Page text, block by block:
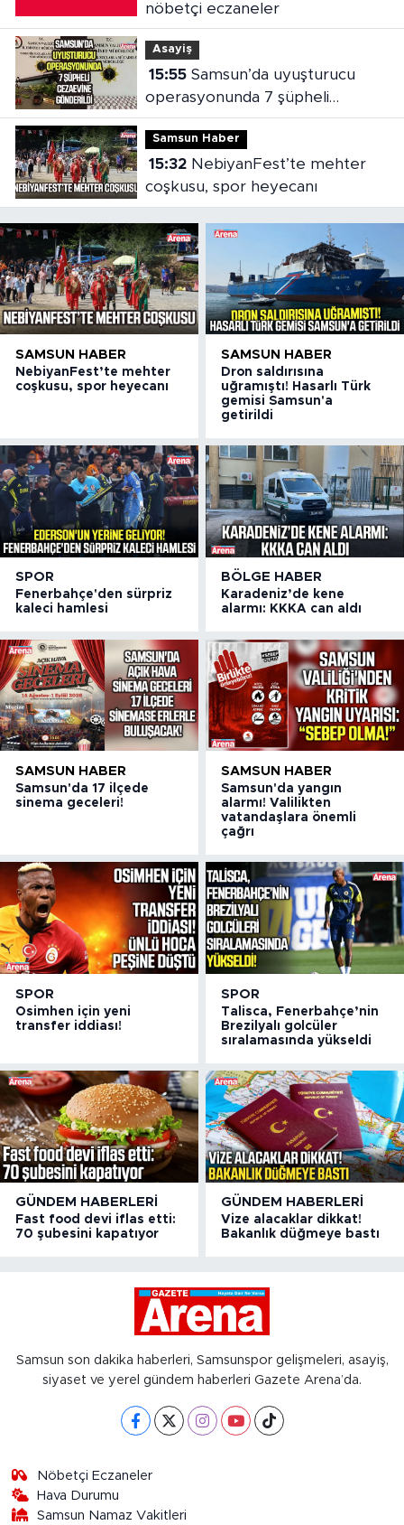
nöbetçi eczaneler
Asayiş
15:55Samsun’da uyuşturucu
operasyonunda 7 şüpheli
cezaevine gönderildi
Samsun Haber
15:32NebiyanFest’te mehter
coşkusu, spor heyecanı
SAMSUN HABER
NebiyanFest’te mehter
coşkusu, spor heyecanı
SAMSUN HABER
Dron saldırısına
uğramıştı! Hasarlı Türk
gemisi Samsun'a
getirildi
SPOR
Fenerbahçe'den sürpriz
kaleci hamlesi
BÖLGE HABER
Karadeniz’de kene
alarmı: KKKA can aldı
SAMSUN HABER
Samsun'da 17 ilçede
sinema geceleri!
SAMSUN HABER
Samsun'da yangın
alarmı! Valilikten
vatandaşlara önemli
çağrı
SPOR
Osimhen için yeni
transfer iddiası!
SPOR
Talisca, Fenerbahçe’nin
Brezilyalı golcüler
sıralamasında yükseldi
GÜNDEM HABERLERI
Fast food devi iflas etti:
70 şubesini kapatıyor
GÜNDEM HABERLERI
Vize alacaklar dikkat!
Bakanlık düğmeye bastı
Samsun son dakika haberleri, Samsunspor gelişmeleri, asayiş,
siyaset ve yerel gündem haberleri Gazete Arena’da.
Nöbetçi Eczaneler
Hava Durumu
Samsun Namaz Vakitleri